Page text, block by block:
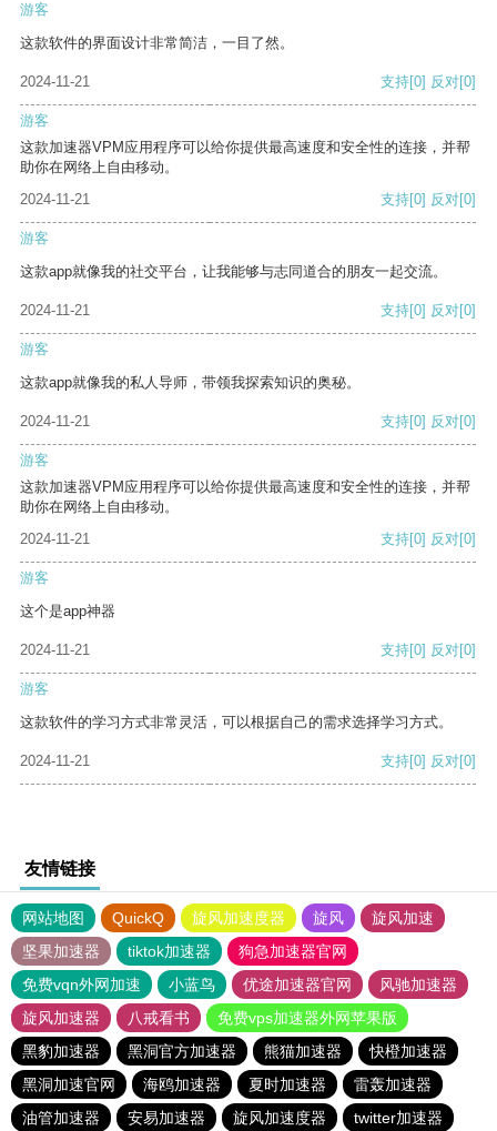
游客
这款软件的界面设计非常简洁，一目了然。
2024-11-21 支持[0] 反对[0]
游客
这款加速器VPM应用程序可以给你提供最高速度和安全性的连接，并帮
助你在网络上自由移动。
2024-11-21
支持[0] 反对[0]
游客
这款app就像我的社交平台，让我能够与志同道合的朋友一起交流。
2024-11-21 支持[0] 反对[0]
游客
这款app就像我的私人导师，带领我探索知识的奥秘。
2024-11-21 支持[0] 反对[0]
游客
这款加速器VPM应用程序可以给你提供最高速度和安全性的连接，并帮
助你在网络上自由移动。
2024-11-21
支持[0] 反对[0]
游客
这个是app神器
2024-11-21 支持[0] 反对[0]
游客
这款软件的学习方式非常灵活，可以根据自己的需求选择学习方式。
2024-11-21 支持[0] 反对[0]
友情链接
网站地图 QuickQ 旋风加速度器 旋风
旋风加速
坚果加速器
tiktok加速器
狗急加速器官网
免费vqn外网加速
小蓝鸟 优途加速器官网
风驰加速器
旋风加速器
八戒看书
免费vps加速器外网苹果版
黑豹加速器
黑洞官方加速器 熊猫加速器
快橙加速器
黑洞加速官网
海鸥加速器 夏时加速器
雷轰加速器
油管加速器
安易加速器 旋风加速度器 twitter加速器